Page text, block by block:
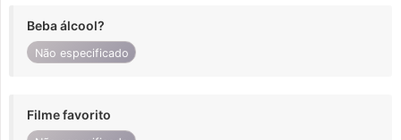
Beba álcool?
Não especificado
Filme favorito